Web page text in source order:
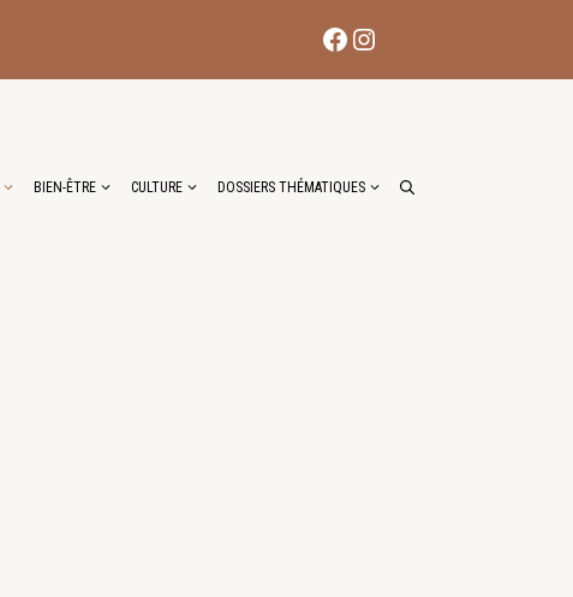
Facebook
Instagram
BIEN-ÊTRE CULTURE DOSSIERS THÉMATIQUES